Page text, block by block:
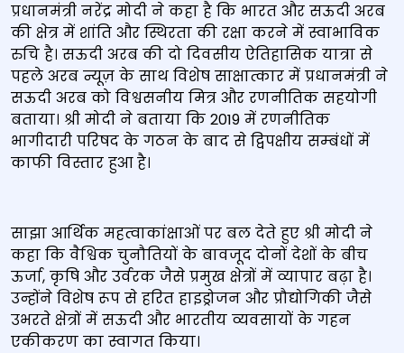
प्रधानमंत्री नरेंद्र मोदी ने कहा है कि भारत और सऊदी अरब
की क्षेत्र में शांति और स्थिरता की रक्षा करने में स्वाभाविक
रुचि है। सऊदी अरब की दो दिवसीय ऐतिहासिक यात्रा से
पहले अरब न्यूज़ के साथ विशेष साक्षात्कार में प्रधानमंत्री ने
सऊदी अरब को विश्वसनीय मित्र और रणनीतिक सहयोगी
बताया। श्री मोदी ने बताया कि 2019 में रणनीतिक
भागीदारी परिषद के गठन के बाद से द्विपक्षीय सम्‍बंधों में
काफी विस्तार हुआ है।
साझा आर्थिक महत्वाकांक्षाओं पर बल देते हुए श्री मोदी ने
कहा कि वैश्विक चुनौतियों के बावजूद दोनों देशों के बीच
ऊर्जा, कृषि और उर्वरक जैसे प्रमुख क्षेत्रों में व्यापार बढ़ा है।
उन्होंने विशेष रूप से हरित हाइड्रोजन और प्रौद्योगिकी जैसे
उभरते क्षेत्रों में सऊदी और भारतीय व्यवसायों के गहन
एकीकरण का स्वागत किया।